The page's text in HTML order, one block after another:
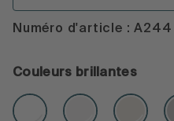
Numéro d'article : A244
Couleurs brillantes